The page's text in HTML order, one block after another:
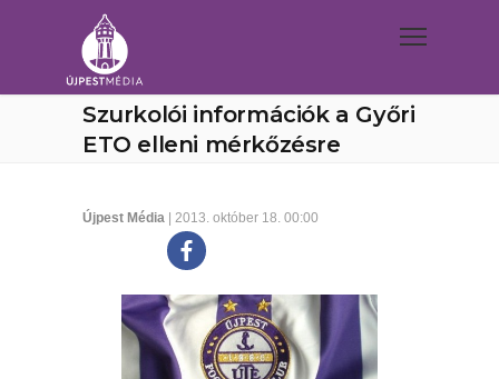
Szurkolói információk a Győri
ETO elleni mérkőzésre
Újpest Média | 2013. október 18. 00:00